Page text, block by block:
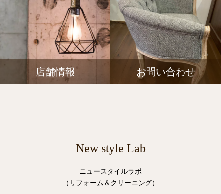
店舗情報 お問い合わせ
New style Lab
ニュースタイルラボ
（リフォーム＆クリーニング）